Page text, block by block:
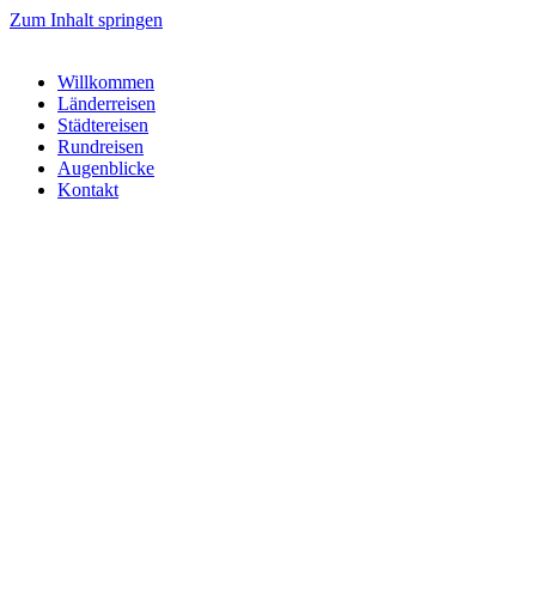
Zum Inhalt springen
Willkommen
Länderreisen
Städtereisen
Rundreisen
Augenblicke
Kontakt